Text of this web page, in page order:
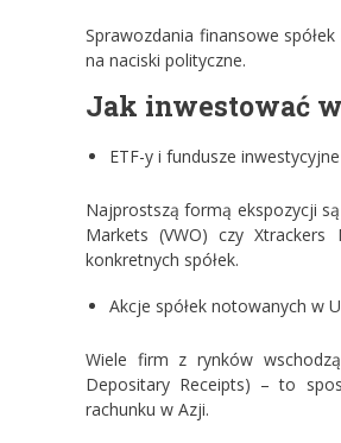
Sprawozdania finansowe
na naciski polityczne.
Jak inwestować
ETF-y i fundusze inwestycyjne
Najprostszą formą ekspozycji są
Markets (VWO) czy
konkretnych spółek.
Akcje spółek notowanych w
Wiele firm z rynków
Depositary Receipts) – to
rachunku w Azji.